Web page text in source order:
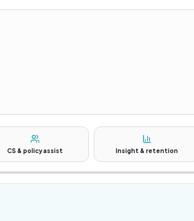
CS & policy assist Insight & retention